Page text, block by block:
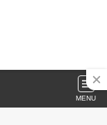
MENU